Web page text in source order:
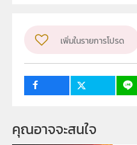
ระดับชั้น
กลุ่มเป้าหมาย
เพิ่มในรายการโปรด
คุณอาจจะสนใจ